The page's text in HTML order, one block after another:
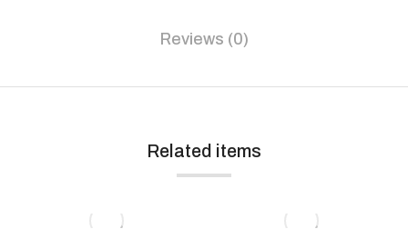
Reviews (0)
Related items